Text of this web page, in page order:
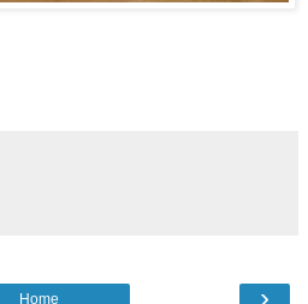
›
Home